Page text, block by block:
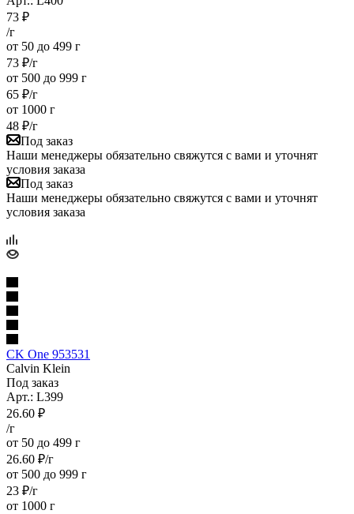
73 ₽
/г
от 50 до 499 г
73 ₽/г
от 500 до 999 г
65 ₽/г
от 1000 г
48 ₽/г
Под заказ
Наши менеджеры обязательно свяжутся с вами и уточнят
условия заказа
Под заказ
Наши менеджеры обязательно свяжутся с вами и уточнят
условия заказа
CK One 953531
Calvin Klein
Под заказ
Арт.: L399
26.60 ₽
/г
от 50 до 499 г
26.60 ₽/г
от 500 до 999 г
23 ₽/г
от 1000 г